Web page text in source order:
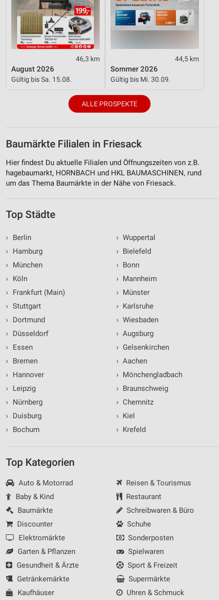
46,3 km
August 2026
Gültig bis Sa. 15.08.
44,5 km
Sommer 2026
Gültig bis Mi. 30.09.
ALLE PROSPEKTE
Baumärkte Filialen in Friesack
Hier findest Du aktuelle Filialen und Öffnungszeiten von z.B.
hagebaumarkt, HORNBACH und HKL BAUMASCHINEN, rund
um das Thema Baumärkte in der Nähe von Friesack.
Top Städte
›
Berlin
›
Hamburg
›
München
›
Köln
›
Frankfurt (Main)
› Stuttgart
›
Dortmund
›
Düsseldorf
›
Essen
›
Bremen
›
Hannover
›
Leipzig
›
Nürnberg
›
Duisburg
›
Bochum
› Wuppertal
› Bielefeld
› Bonn
› Mannheim
› Münster
› Karlsruhe
› Wiesbaden
› Augsburg
› Gelsenkirchen
› Aachen
› Mönchengladbach
› Braunschweig
› Chemnitz
› Kiel
› Krefeld
Top Kategorien
Auto & Motorrad
Baby & Kind
Baumärkte
Discounter
Elektromärkte
Garten & Pflanzen
Gesundheit & Ärzte
Getränkemärkte
Kaufhäuser
Reisen & Tourismus
Restaurant
Schreibwaren & Büro
Schuhe
Sonderposten
Spielwaren
Sport & Freizeit
Supermärkte
Uhren & Schmuck